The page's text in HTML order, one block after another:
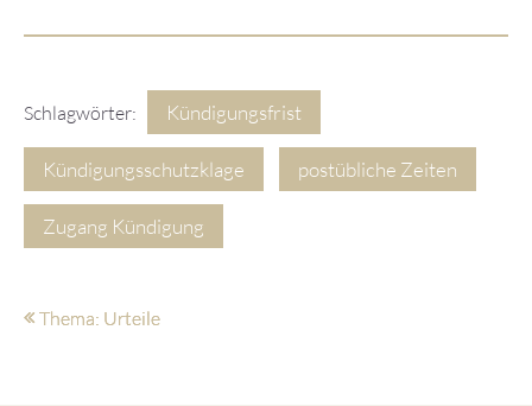
Schlagwörter: Kündigungsfrist
Kündigungsschutzklage postübliche Zeiten
Zugang Kündigung
Thema: Urteile